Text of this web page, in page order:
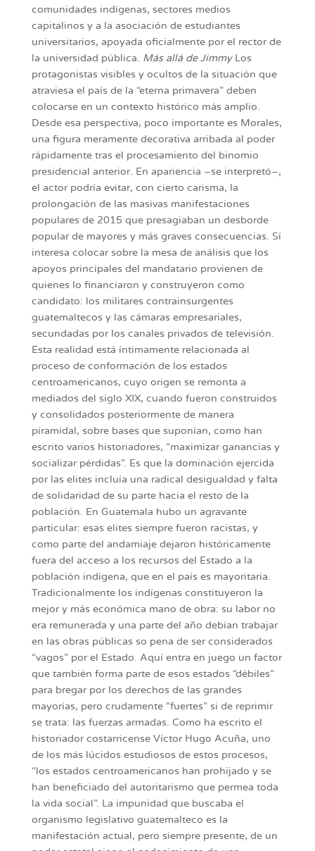
comunidades indígenas, sectores medios
capitalinos y a la asociación de estudiantes
universitarios, apoyada oficialmente por el rector de
la universidad pública. Más allá de JimmyLos
protagonistas visibles y ocultos de la situación que
atraviesa el país de la “eterna primavera” deben
colocarse en un contexto histórico más amplio.
Desde esa perspectiva, poco importante es Morales,
una figura meramente decorativa arribada al poder
rápidamente tras el procesamiento del binomio
presidencial anterior. En apariencia –se interpretó–,
el actor podría evitar, con cierto carisma, la
prolongación de las masivas manifestaciones
populares de 2015 que presagiaban un desborde
popular de mayores y más graves consecuencias. Sí
interesa colocar sobre la mesa de análisis que los
apoyos principales del mandatario provienen de
quienes lo financiaron y construyeron como
candidato: los militares contrainsurgentes
guatemaltecos y las cámaras empresariales,
secundadas por los canales privados de televisión.
Esta realidad está íntimamente relacionada al
proceso de conformación de los estados
centroamericanos, cuyo origen se remonta a
mediados del siglo XIX, cuando fueron construidos
y consolidados posteriormente de manera
piramidal, sobre bases que suponían, como han
escrito varios historiadores, “maximizar ganancias y
socializar pérdidas”. Es que la dominación ejercida
por las elites incluía una radical desigualdad y falta
de solidaridad de su parte hacia el resto de la
población. En Guatemala hubo un agravante
particular: esas elites siempre fueron racistas, y
como parte del andamiaje dejaron históricamente
fuera del acceso a los recursos del Estado a la
población indígena, que en el país es mayoritaria.
Tradicionalmente los indígenas constituyeron la
mejor y más económica mano de obra: su labor no
era remunerada y una parte del año debían trabajar
en las obras públicas so pena de ser considerados
“vagos” por el Estado. Aquí entra en juego un factor
que también forma parte de esos estados “débiles”
para bregar por los derechos de las grandes
mayorías, pero crudamente “fuertes” si de reprimir
se trata: las fuerzas armadas. Como ha escrito el
historiador costarricense Víctor Hugo Acuña, uno
de los más lúcidos estudiosos de estos procesos,
“los estados centroamericanos han prohijado y se
han beneficiado del autoritarismo que permea toda
la vida social”. La impunidad que buscaba el
organismo legislativo guatemalteco es la
manifestación actual, pero siempre presente, de un